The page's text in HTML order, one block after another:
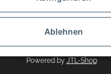
USt., zzgl.Versand
Powered by JTL-Shop
Ablehnen